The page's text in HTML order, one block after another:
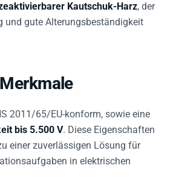
Kautschuk-Harz, der
und gute Alterungsbeständigkeit
2011/65/EU-konform, sowie eine
bis 5.500 V. Diese Eigenschaften
einer zuverlässigen Lösung für
in elektrischen